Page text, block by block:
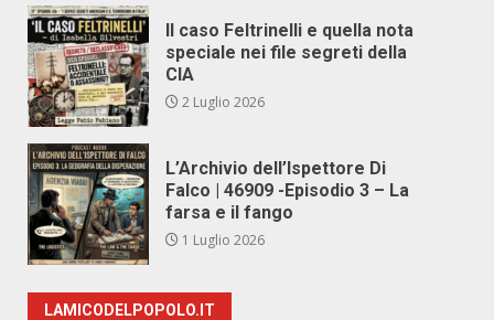
Il caso Feltrinelli e quella nota
speciale nei file segreti della
CIA
2 Luglio 2026
L’Archivio dell’Ispettore Di
Falco | 46909 -Episodio 3 – La
farsa e il fango
1 Luglio 2026
LAMICODELPOPOLO.IT